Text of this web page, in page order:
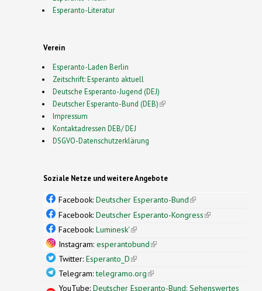
Esperanto-Literatur
Verein
Esperanto-Laden Berlin
Zeitschrift: Esperanto aktuell
Deutsche Esperanto-Jugend (DEJ)
Deutscher Esperanto-Bund (DEB)(link is external)
Impressum
Kontaktadressen DEB/ DEJ
DSGVO-Datenschutzerklärung
Soziale Netze und weitere Angebote
Facebook: Deutscher Esperanto-Bund(link is
external)
Facebook: Deutscher Esperanto-Kongress(link is
Facebook: Luminesk'(link is external)
Instagram: esperantobund(link is external)
Twitter: Esperanto_D(link is external)
Telegram:telegramo.org(link is external)
YouTube: Deutscher Esperanto-Bund: Sehenswertes